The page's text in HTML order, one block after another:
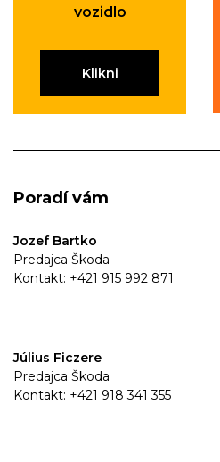
vozidlo
Klikni
Poradí vám
Jozef Bartko
Predajca Škoda
Kontakt: +421 915 992 871
Július Ficzere
Predajca Škoda
Kontakt: +421 918 341 355